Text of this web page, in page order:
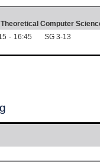
Computer
- 16:45 SG 3-13